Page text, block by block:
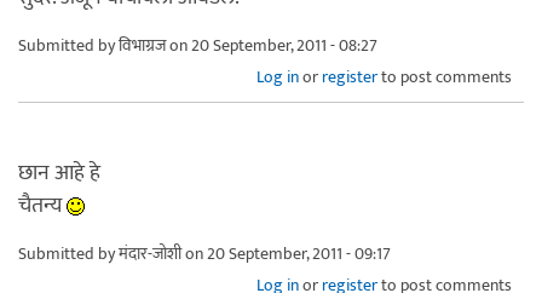
Submitted byविभाग्रजon 20 September, 2011 - 08:27
Log inorregisterto post comments
छान आहे हे
चैतन्य
Submitted byमंदार-जोशीon 20 September, 2011 - 09:17
Log inorregisterto post comments